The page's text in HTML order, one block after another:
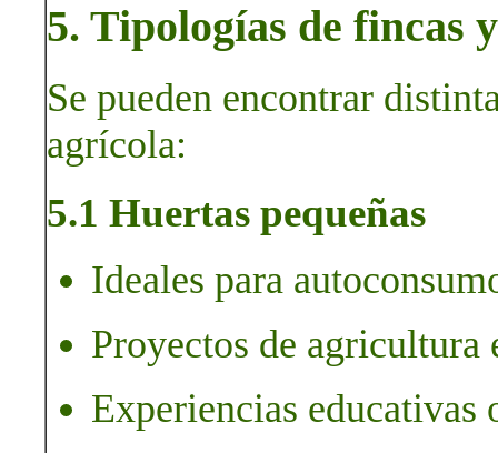
5. Tipologías de fincas
Se pueden encontrar
agrícola:
5.1 Huertas pequeñas
Ideales para
Proyectos de agricultura
Experiencias educativas